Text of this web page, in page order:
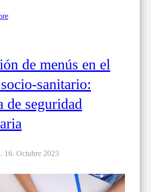
de menús en el
sanitario:
de seguridad
16. Octubre 2023